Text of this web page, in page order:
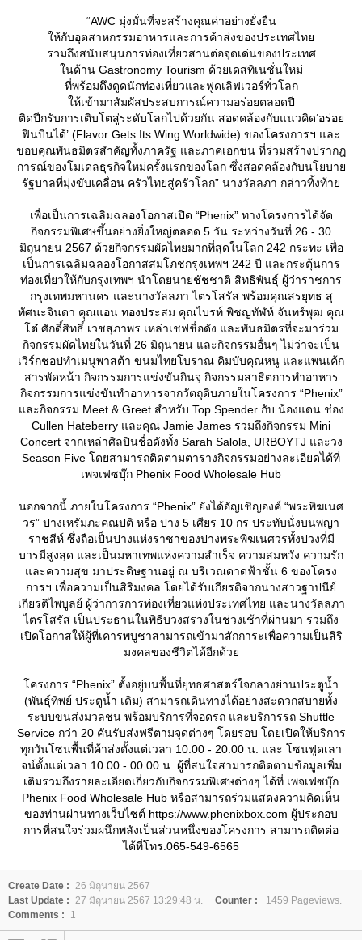
“AWC มุ่งมั่นที่จะสร้างคุณค่าอย่างยั่งยืน
ห้กับอุตสาหกรรมอาหารและการค้าส่งของประเทศไท
รวมถึงสนับสนุนการท่องเที่ยวสานต่อจุดเด่นของประเทศ
นด้าน Gastronomy Tourism ด้วยเดสทิเนชั่นใหม่
ที่พร้อมดึงดูดนักท่องเที่ยวและฟูดเลิฟเวอร์ทั่วโลก
ห้เข้ามาสัมผัสประสบการณ์ความอร่อยตลอดปี
ติดปีกรับการเติบโตสู่ระดับโลกไปด้วยกัน สอดคล้องกับแนวคิด‘อร่อ
ฟินบินได้’ (Flavor Gets Its Wing Worldwide) ของโครงการฯ และ
ขอบคุณพันธมิตรสำคัญทั้งภาครัฐ และภาคเอกชน ที่ร่วมสร้างปรากฎ
การณ์ของโมเดลธุรกิจใหม่ครั้งแรกของโลก ซึ่งสอดคล้องกับนโยบา
รัฐบาลที่มุ่งขับเคลื่อน ครัวไทยสู่ครัวโลก” นางวัลลภา กล่าวทิ้งท้า
เพื่อเป็นการเฉลิมฉลองโอกาสเปิด “Phenix” ทางโครงการได้จัด
กิจกรรมพิเศษขึ้นอย่างยิ่งใหญ่ตลอด 5 วัน ระหว่างวันที่ 26 - 30
มิถุนายน 2567 ด้วยกิจกรรมผัดไทยมากที่สุดในโลก 242 กระทะ เพื่อ
เป็นการเฉลิมฉลองโอกาสสมโภชกรุงเทพฯ 242 ปี และกระตุ้นการ
ท่องเที่ยวให้กับกรุงเทพฯ นำโดยนายชัชชาติ สิทธิพันธุ์ ผู้ว่าราชการ
กรุงเทพมหานคร และนางวัลลภา ไตรโสรัส พร้อมคุณสรยุทธ สุ
ทัศนะจินดา คุณแอน ทองประสม คุณไบรท์ พิชญทัฬห์ จันทร์พุฒ คุณ
ต๋ ศักดิ์สิทธิ์ เวชสุภาพร เหล่าเชฟชื่อดัง และพันธมิตรที่จะมาร่วม
กิจกรรมผัดไทยในวันที่ 26 มิถุนายน และกิจกรรมอื่นๆ ไม่ว่าจะเป็น
เวิร์กชอปทำเมนูพาสต้า ขนมไทยโบราณ คิมบับคุณหนู และแพนเค้ก
สารพัดหน้า กิจกรรมการแข่งขันกินจุ กิจกรรมสาธิตการทำอาหาร
กิจกรรมการแข่งขันทำอาหารจากวัตถุดิบภายในโครงการ “Phenix”
ละกิจกรรม Meet & Greet สำหรับ Top Spender กับ น้องแดน ช่อง
Cullen Hateberry และคุณ Jamie James รวมถึงกิจกรรม Mini
Concert จากเหล่าศิลปินชื่อดังทั้ง Sarah Salola, URBOYTJ และวง
Season Five โดยสามารถติดตามตารางกิจกรรมอย่างละเอียดได้ที่
เพจเฟซบุ๊ก Phenix Food Wholesale Hub
นอกจากนี้ ภายในโครงการ “Phenix” ยังได้อัญเชิญองค์ “พระพิฆเนศ
วร” ปางเหรัมภะคณปติ หรือ ปาง 5 เศียร 10 กร ประทับนั่งบนพญา
ราชสีห์ ซึ่งถือเป็นปางแห่งราชาของปางพระพิฆเนศวรทั้งปวงที่มี
บารมีสูงสุด และเป็นมหาเทพแห่งความสำเร็จ ความสมหวัง ความรัก
ละความสุข มาประดิษฐานอยู่ ณ บริเวณดาดฟ้าชั้น 6 ของโครง
การฯ เพื่อความเป็นสิริมงคล โดยได้รับเกียรติจากนางสาวฐาปนีย์
เกียรติไพบูลย์ ผู้ว่าการการท่องเที่ยวแห่งประเทศไทย และนางวัลลภา
ไตรโสรัส เป็นประธานในพิธีบวงสรวงในช่วงเช้าที่ผ่านมา รวมถึง
เปิดโอกาสให้ผู้ที่เคารพบูชาสามารถเข้ามาสักการะเพื่อความเป็นสิริ
มงคลของชีวิตได้อีกด้ว
ครงการ “Phenix” ตั้งอยู่บนพื้นที่ยุทธศาสตร์ใจกลางย่านประตูน้ำ
(พันธุ์ทิพย์ ประตูน้ำ เดิม) สามารถเดินทางได้อย่างสะดวกสบายทั้ง
ระบบขนส่งมวลชน พร้อมบริการที่จอดรถ และบริการรถ Shuttle
Service กว่า 20 คันรับส่งฟรีตามจุดต่างๆ โดยรอบ โดยเปิดให้บริการ
ทุกวันโซนพื้นที่ค้าส่งตั้งแต่เวลา 10.00 - 20.00 น. และ โซนฟูดเลา
จน์ตั้งแต่เวลา 10.00 - 00.00 น. ผู้ที่สนใจสามารถติดตามข้อมูลเพิ่ม
เติมรวมถึงรายละเอียดเกี่ยวกับกิจกรรมพิเศษต่างๆ ได้ที่ เพจเฟซบุ๊ก
Phenix Food Wholesale Hub หรือสามารถร่วมแสดงความคิดเห็น
ของท่านผ่านทางเว็บไซต์ https://www.phenixbox.com ผู้ประกอบ
การที่สนใจร่วมผนึกพลังเป็นส่วนหนึ่งของโครงการ สามารถติดต่อ
ได้ที่โทร.065-549-6565
Create Date : 26 มิถุนายน 2567
Last Update : 27 มิถุนายน 2567 13:29:48 น. Counter :
1459 Pageviews.
Comments :
1